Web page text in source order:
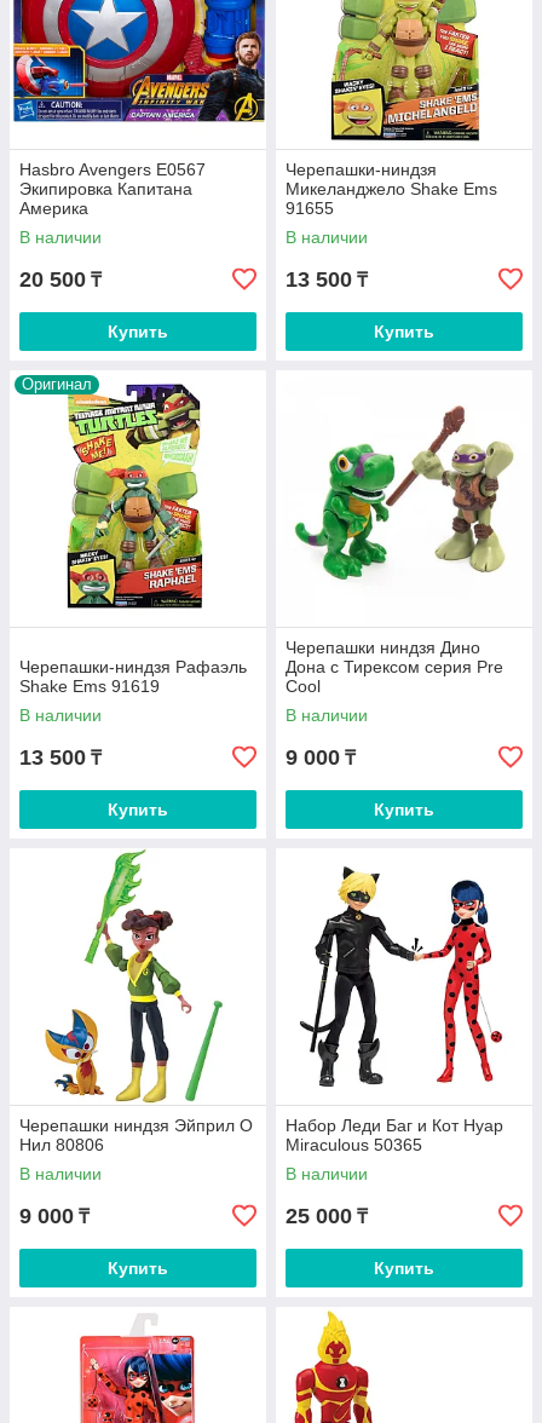
Hasbro Avengers E0567
Экипировка Капитана
Америка
В наличии
20 500 ₸
Купить
Черепашки-ниндзя
Микеланджело Shake Ems
91655
В наличии
13 500 ₸
Купить
Оригинал
Черепашки-ниндзя Рафаэль
Shake Ems 91619
В наличии
13 500 ₸
Купить
Черепашки ниндзя Дино
Дона с Тирексом серия Pre
Cool
В наличии
9 000 ₸
Купить
Черепашки ниндзя Эйприл О
Нил 80806
В наличии
9 000 ₸
Купить
Набор Леди Баг и Кот Нуар
Miraculous 50365
В наличии
25 000 ₸
Купить